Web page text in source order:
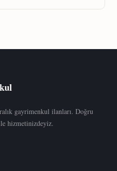
gayrimenkul ilanları. Doğru
hizmetinizdeyiz.